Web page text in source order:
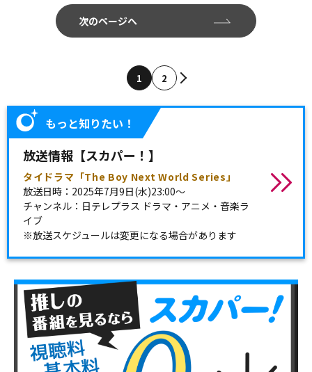
次のページへ
1 2
もっと知りたい！
放送情報【スカパー！】
タイドラマ「The Boy Next World Series」
放送日時：2025年7月9日(水)23:00～
チャンネル：日テレプラス ドラマ・アニメ・音楽ラ
イブ
※放送スケジュールは変更になる場合があります